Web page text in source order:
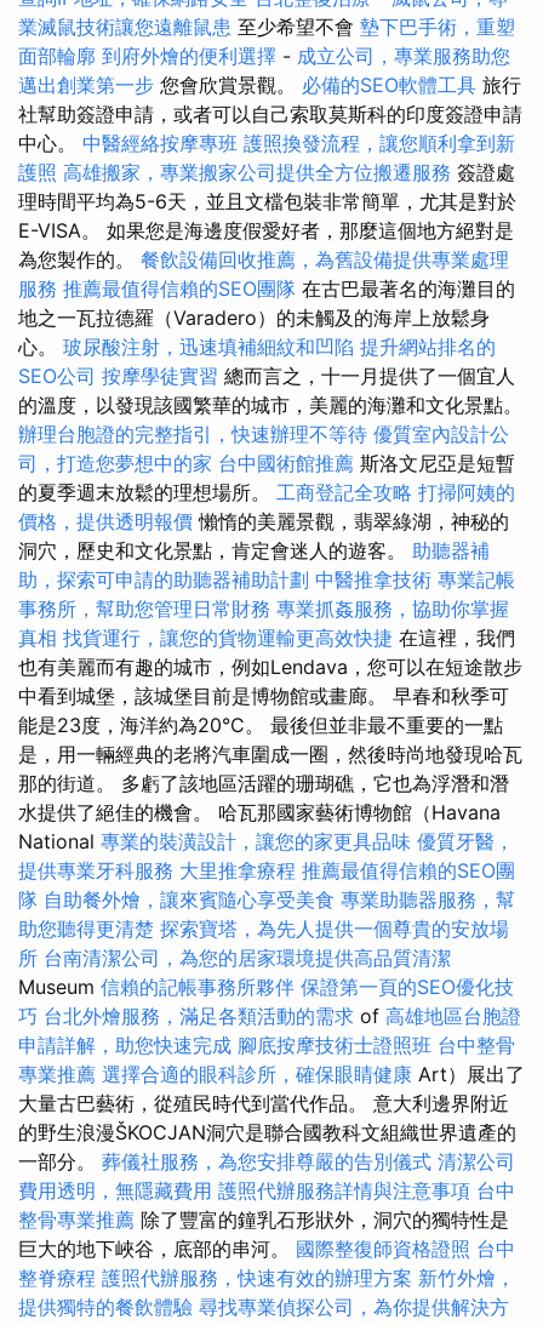
業滅鼠技術讓您遠離鼠患 至少希望不會 墊下巴手術，重塑
面部輪廓 到府外燴的便利選擇 - 成立公司，專業服務助您
邁出創業第一步 您會欣賞景觀。 必備的SEO軟體工具 旅行
社幫助簽證申請，或者可以自己索取莫斯科的印度簽證申請
中心。 中醫經絡按摩專班 護照換發流程，讓您順利拿到新
護照 高雄搬家，專業搬家公司提供全方位搬遷服務 簽證處
理時間平均為5-6天，並且文檔包裝非常簡單，尤其是對於
E-VISA。 如果您是海邊度假愛好者，那麼這個地方絕對是
為您製作的。 餐飲設備回收推薦，為舊設備提供專業處理
服務 推薦最值得信賴的SEO團隊 在古巴最著名的海灘目的
地之一瓦拉德羅（Varadero）的未觸及的海岸上放鬆身
心。 玻尿酸注射，迅速填補細紋和凹陷 提升網站排名的
SEO公司 按摩學徒實習 總而言之，十一月提供了一個宜人
的溫度，以發現該國繁華的城市，美麗的海灘和文化景點。
辦理台胞證的完整指引，快速辦理不等待 優質室內設計公
司，打造您夢想中的家 台中國術館推薦 斯洛文尼亞是短暫
的夏季週末放鬆的理想場所。 工商登記全攻略 打掃阿姨的
價格，提供透明報價 懶惰的美麗景觀，翡翠綠湖，神秘的
洞穴，歷史和文化景點，肯定會迷人的遊客。 助聽器補
助，探索可申請的助聽器補助計劃 中醫推拿技術 專業記帳
事務所，幫助您管理日常財務 專業抓姦服務，協助你掌握
真相 找貨運行，讓您的貨物運輸更高效快捷 在這裡，我們
也有美麗而有趣的城市，例如Lendava，您可以在短途散步
中看到城堡，該城堡目前是博物館或畫廊。 早春和秋季可
能是23度，海洋約為20°C。 最後但並非最不重要的一點
是，用一輛經典的老將汽車圍成一圈，然後時尚地發現哈瓦
那的街道。 多虧了該地區活躍的珊瑚礁，它也為浮潛和潛
水提供了絕佳的機會。 哈瓦那國家藝術博物館（Havana
National 專業的裝潢設計，讓您的家更具品味 優質牙醫，
提供專業牙科服務 大里推拿療程 推薦最值得信賴的SEO團
隊 自助餐外燴，讓來賓隨心享受美食 專業助聽器服務，幫
助您聽得更清楚 探索寶塔，為先人提供一個尊貴的安放場
所 台南清潔公司，為您的居家環境提供高品質清潔
Museum 信賴的記帳事務所夥伴 保證第一頁的SEO優化技
巧 台北外燴服務，滿足各類活動的需求 of 高雄地區台胞證
申請詳解，助您快速完成 腳底按摩技術士證照班 台中整骨
專業推薦 選擇合適的眼科診所，確保眼睛健康 Art）展出了
大量古巴藝術，從殖民時代到當代作品。 意大利邊界附近
的野生浪漫ŠKOCJAN洞穴是聯合國教科文組織世界遺產的
一部分。 葬儀社服務，為您安排尊嚴的告別儀式 清潔公司
費用透明，無隱藏費用 護照代辦服務詳情與注意事項 台中
整骨專業推薦 除了豐富的鐘乳石形狀外，洞穴的獨特性是
巨大的地下峽谷，底部的串河。 國際整復師資格證照 台中
整脊療程 護照代辦服務，快速有效的辦理方案 新竹外燴，
提供獨特的餐飲體驗 尋找專業偵探公司，為你提供解決方